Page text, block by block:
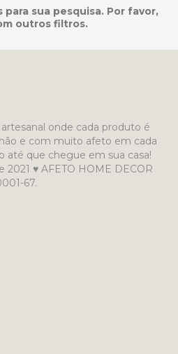
sua pesquisa. Por favor,
outros filtros.
onde cada produto é
e com muito afeto em cada
até que chegue em sua casa!
♥ AFETO HOME DECOR
67.